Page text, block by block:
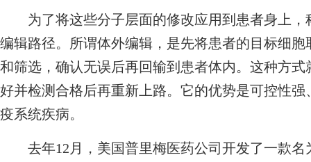
为了将这些分子层面的修改应用到患者身上，
编辑路径。所谓体外编辑，是先将患者的目标细
和筛选，确认无误后再回输到患者体内。这种方
好并检测合格后再重新上路。它的优势是可控性
疫系统疾病。
去年12月，美国普里梅医药公司开发了一款名